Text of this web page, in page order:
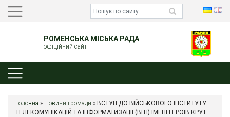
РОМЕНСЬКА МІСЬКА РАДА
офіційний сайт
Головна » Новини громади » ВСТУП ДО ВІЙСЬКОВОГО ІНСТИТУТУ
ТЕЛЕКОМУНІКАЦІЙ ТА ІНФОРМАТИЗАЦІЇ (ВІТІ) ІМЕНІ ГЕРОЇВ КРУТ